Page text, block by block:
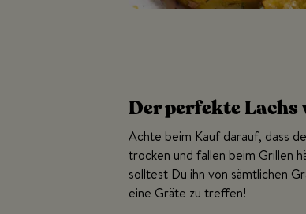
Der perfekte
Achte beim Kauf darauf, dass
trocken und fallen beim Grillen
solltest Du ihn von sämtlichen
eine Gräte zu treffen!